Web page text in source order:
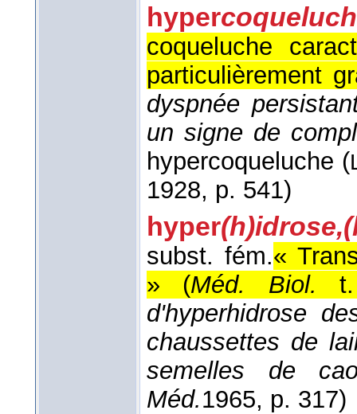
hyper
coqueluche
particulièrement
dyspnée
un signe de
hypercoqueluche (
1928, p. 541)
hyper(h)idrose,
subst. fém.«
» (Méd. Biol.
d'hyperhidrose
chaussettes de
semelles de
Méd.1965, p. 317)